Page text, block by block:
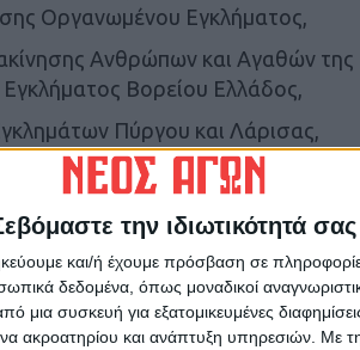
την ιδιωτικότητά σας
και/ή έχουμε πρόσβαση σε
δεδομένα, όπως μοναδικοί
μια συσκευή για εξατομικευμένες
ακροατηρίου και ανάπτυξη υπηρεσιών. Με
Οργανωμένου Εγκλήματος,
Ανθρώπων και Αγαθών της
Βορείου Ελλάδος,
Πύργου και Λάρισας,
Ναυπλίου και Θήβας,
και Ειδικών Ομάδων και
των τοπικών Γενικών
μέλη της οργάνωσης, υπήκοοι